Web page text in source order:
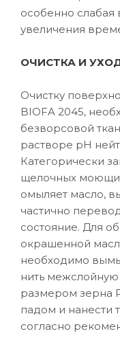
особенно слабая
увеличения
ОЧИСТКА И
Очистку
BIOFA 2045,
безворсовой
растворе рН
Категорически
щелочных
омыляет масло,
частично
состояние. Для
окрашенной
необходимо
нить
размером зерна
падом и нанести
согласно